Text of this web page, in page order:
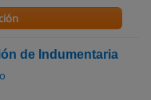
de Indumentaria